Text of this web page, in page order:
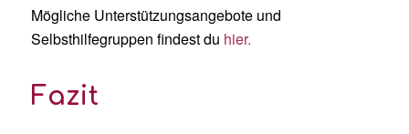
Mögliche Unterstützungsangebote und
Selbsthilfegruppen findest du hier.
Fazit